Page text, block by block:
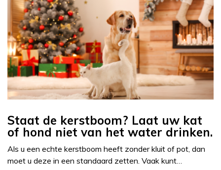
Staat de kerstboom? Laat uw kat
of hond niet van het water drinken.
Als u een echte kerstboom heeft zonder kluit of pot, dan
moet u deze in een standaard zetten. Vaak kunt…